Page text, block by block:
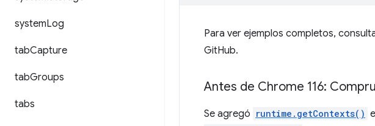
systemLog
tabCapture
tabGroups
tabs
Para ver ejemplos completos,
GitHub.
Antes de Chrome 116:
Se agregó runtime.getContexts()